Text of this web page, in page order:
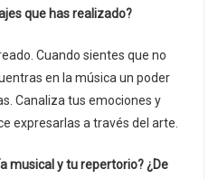
que has realizado?
Cuando sientes que no
en la música un poder
Canaliza tus emociones y
expresarlas a través del arte.
musical y tu repertorio? ¿De